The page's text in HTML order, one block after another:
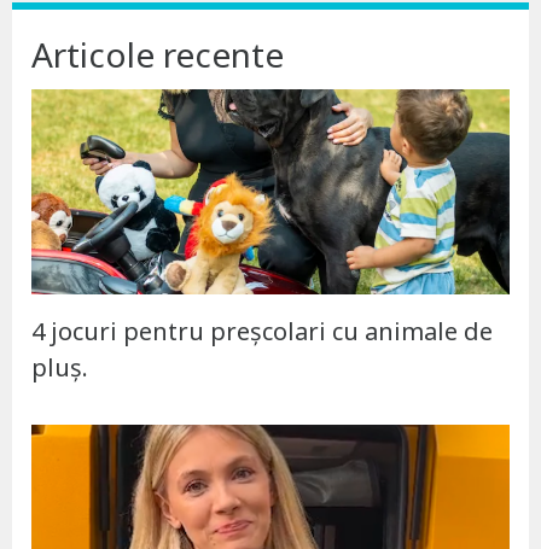
Articole recente
4 jocuri pentru preșcolari cu animale de
pluș.